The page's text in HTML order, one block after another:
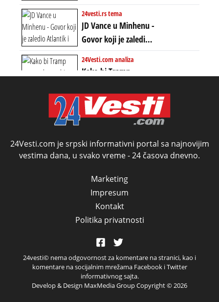
Ratni gospodari
plaču za starim
poretkom... Bez
ikakve realpolitike u
njima, oni su sada
nebitni kao Zelenski
24vesti.rs tema
JD Vance u Minhenu -
Govor koji je zaledio
Atlantik i duboko
šokirao Evropu (ceo
transkript)
24Vesti.com analiza
Kako bi Tramp
TREĆI MANDAT -
uprkos 22.
24Vesti.com je srpski informativni portal sa najnovijim
vestima dana, u svako vreme - 24 časova dnevno.
Marketing
Impresum
Kontakt
Politika privatnosti
24vesti© nema odgovornost za komentare na stranici, kao i
komentare na socijalnim mrežama Facebook i Twitter
informativnog sajta.
Develop & Design MaxMedia Group Copyright ©2026